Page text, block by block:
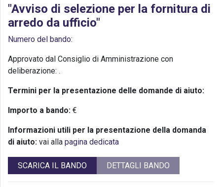
"Avviso di selezione per la fornitura di
arredo da ufficio"
Numero del bando:
Approvato dal Consiglio di Amministrazione con
deliberazione: .
Termini per la presentazione delle domande di aiuto:
Importo a bando: €
Informazioni utili per la presentazione della domanda
di aiuto: vai alla pagina dedicata
SCARICA IL BANDO DETTAGLI BANDO